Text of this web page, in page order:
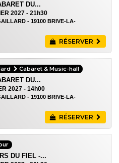
DU...
2027 - 21h30
- 19100 BRIVE-LA-
RÉSERVER
Cabaret & Music-hall
DU...
2027 - 14h00
- 19100 BRIVE-LA-
RÉSERVER
DU FIEL -...